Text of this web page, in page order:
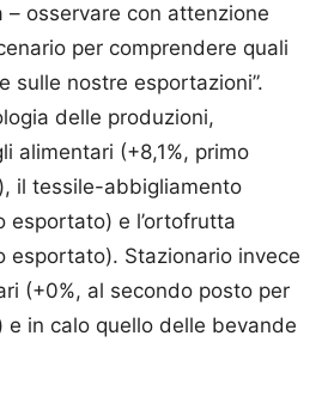
– osservare con attenzione
per comprendere quali
sulle nostre esportazioni”.
delle produzioni,
alimentari (+8,1%, primo
il tessile-abbigliamento
esportato) e l’ortofrutta
esportato). Stazionario invece
(+0%, al secondo posto per
in calo quello delle bevande